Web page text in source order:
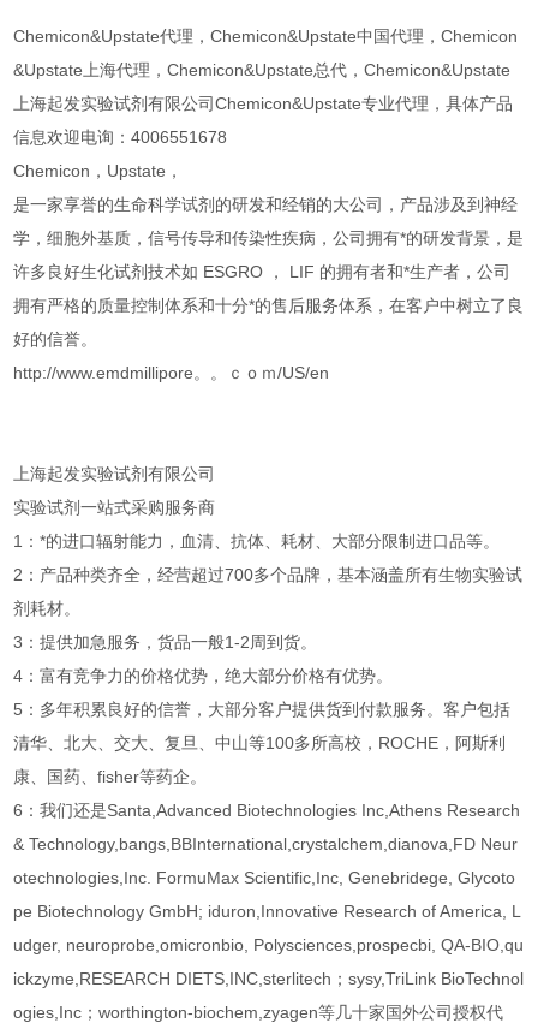
Chemicon&Upstate代理，Chemicon&Upstate中国代理，Chemicon
&Upstate上海代理，Chemicon&Upstate总代，Chemicon&Upstate
上海起发实验试剂有限公司Chemicon&Upstate专业代理，具体产品
信息欢迎电询：4006551678
Chemicon，Upstate，
是一家享誉的生命科学试剂的研发和经销的大公司，产品涉及到神经
学，细胞外基质，信号传导和传染性疾病，公司拥有*的研发背景，是
许多良好生化试剂技术如 ESGRO ， LIF 的拥有者和*生产者，公司
拥有严格的质量控制体系和十分*的售后服务体系，在客户中树立了良
好的信誉。
http://www.emdmillipore。。ｃｏｍ/US/en
上海起发实验试剂有限公司
实验试剂一站式采购服务商
1：*的进口辐射能力，血清、抗体、耗材、大部分限制进口品等。
2：产品种类齐全，经营超过700多个品牌，基本涵盖所有生物实验试
剂耗材。
3：提供加急服务，货品一般1-2周到货。
4：富有竞争力的价格优势，绝大部分价格有优势。
5：多年积累良好的信誉，大部分客户提供货到付款服务。客户包括
清华、北大、交大、复旦、中山等100多所高校，ROCHE，阿斯利
康、国药、fisher等药企。
6：我们还是Santa,Advanced Biotechnologies Inc,Athens Research
& Technology,bangs,BBInternational,crystalchem,dianova,FD Neur
otechnologies,Inc. FormuMax Scientific,Inc, Genebridege, Glycoto
pe Biotechnology GmbH; iduron,Innovative Research of America, L
udger, neuroprobe,omicronbio, Polysciences,prospecbi, QA-BIO,qu
ickzyme,RESEARCH DIETS,INC,sterlitech；sysy,TriLink BioTechnol
ogies,Inc；worthington-biochem,zyagen等几十家国外公司授权代